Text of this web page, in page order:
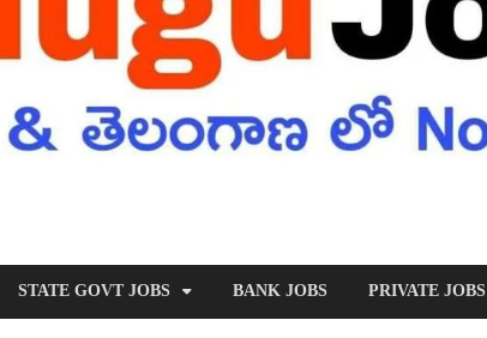
STATE GOVT JOBS BANK JOBS PRIVATE JOBS